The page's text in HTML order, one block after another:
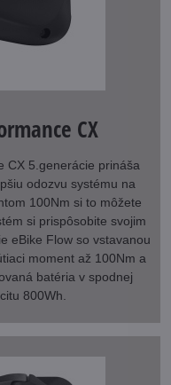
CX
CX 5.generácie prináša
odozvu systému na
100Nm si to môžete
si prispôsobite svojim
eBike Flow so vstavanou
moment až 100Nm a
batéria v spodnej
800Wh.